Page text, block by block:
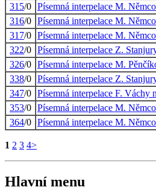
315/0 Písemná interpelace M.
316/0 Písemná interpelace M.
317/0 Písemná interpelace M.
322/0 Písemná interpelace Z.
326/0 Písemná interpelace M.
338/0 Písemná interpelace Z.
347/0 Písemná interpelace F.
353/0 Písemná interpelace M.
364/0 Písemná interpelace M.
1 2 3 4>
Hlavní menu